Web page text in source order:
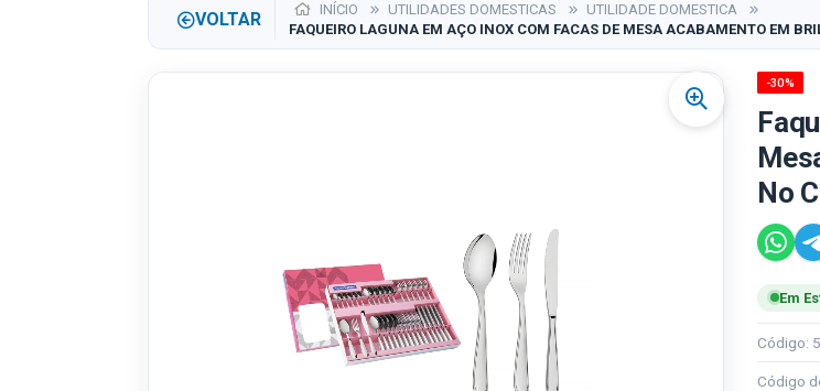
VOLTAR INÍCIO UTILIDADES DOMESTICAS
UTILIDADE DOMESTICA
FAQUEIRO LAGUNA EM AÇO INOX COM FACAS DE MESA ACABAMENTO EM
-30%
No
Em
Código:
Código